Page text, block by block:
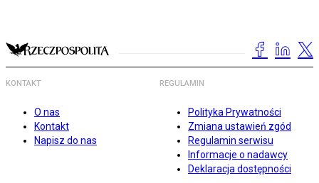
KONTAKT
O nas
Kontakt
Napisz do nas
REGULAMIN
Polityka Prywatności
Zmiana ustawień zgód
Regulamin serwisu
Informacje o nadawcy
Deklaracja dostępności